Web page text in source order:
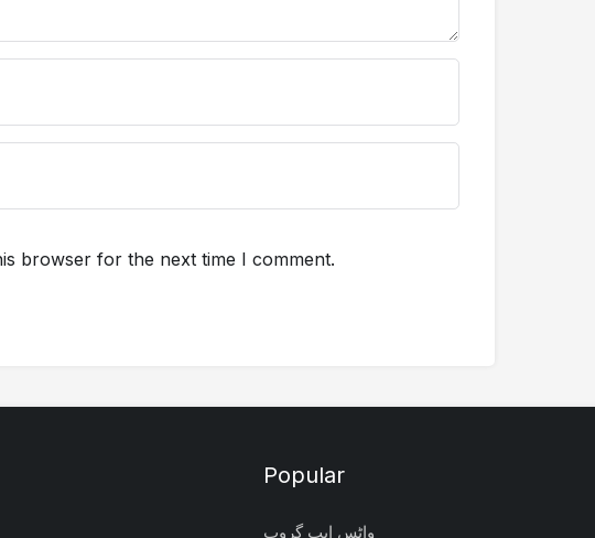
browser for the next time I comment.
Popular
واٹس ایپ گروپ